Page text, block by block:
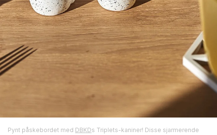
Pynt påskebordet med DBKDs Triplets-kaniner! Disse sjarmerende